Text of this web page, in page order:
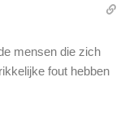
mensen die zich
fout hebben